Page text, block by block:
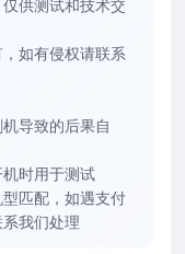
供测试和技术交
如有侵权请联系
导致的后果自
时用于测试
匹配，如遇支付
我们处理